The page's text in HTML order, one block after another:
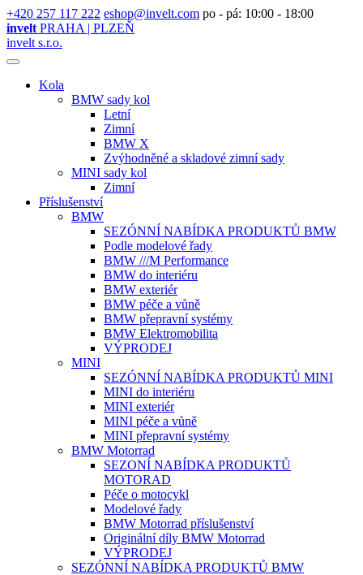
+420 257 117 222 eshop@invelt.com po - pá: 10:00 - 18:00
invelt PRAHA | PLZEŇ
invelt s.r.o.
Kola
BMW sady kol
Letní
Zimní
BMW X
Zvýhodněné a skladové zimní sady
MINI sady kol
Zimní
Příslušenství
BMW
SEZÓNNÍ NABÍDKA PRODUKTŮ BMW
Podle modelové řady
BMW ///M Performance
BMW do interiéru
BMW exteriér
BMW péče a vůně
BMW přepravní systémy
BMW Elektromobilita
VÝPRODEJ
MINI
SEZÓNNÍ NABÍDKA PRODUKTŮ MINI
MINI do interiéru
MINI exteriér
MINI péče a vůně
MINI přepravní systémy
BMW Motorrad
SEZONÍ NABÍDKA PRODUKTŮ
MOTORAD
Péče o motocykl
Modelové řady
BMW Motorrad příslušenství
Originální díly BMW Motorrad
VÝPRODEJ
SEZÓNNÍ NABÍDKA PRODUKTŮ BMW